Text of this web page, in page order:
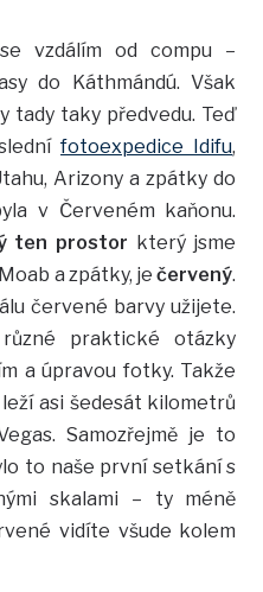
vzdálím od compu –
do Káthmándú. Však
tady taky předvedu. Teď
fotoexpedice Idifu,
Arizony a zpátky do
v Červeném kaňonu.
ten prostor který jsme
a zpátky, ječervený.
červené barvy užijete.
praktické otázky
a úpravou fotky. Takže
asi šedesát kilometrů
Samozřejmě je to
to naše první setkání s
skalami – ty méně
vidíte všude kolem